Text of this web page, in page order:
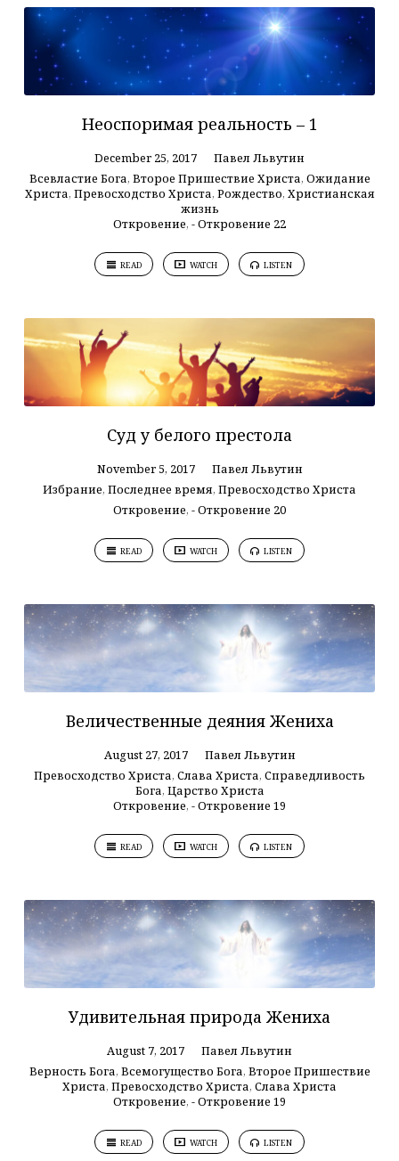
Неоспоримая реальность – 1
December 25, 2017
Павел Львутин
Всевластие Бога, Второе Пришествие Христа, Ожидание
Христа, Превосходство Христа, Рождество, Христианская
жизнь
Откровение, - Откровение 22
READ WATCH LISTEN
Суд у белого престола
November 5, 2017
Павел Львутин
Избрание, Последнее время, Превосходство Христа
Откровение, - Откровение 20
READ WATCH LISTEN
Величественные деяния Жениха
August 27, 2017
Павел Львутин
Превосходство Христа, Слава Христа, Справедливость
Бога, Царство Христа
Откровение, - Откровение 19
READ WATCH LISTEN
Удивительная природа Жениха
August 7, 2017
Павел Львутин
Верность Бога, Всемогущество Бога, Второе Пришествие
Христа, Превосходство Христа, Слава Христа
Откровение, - Откровение 19
READ WATCH LISTEN